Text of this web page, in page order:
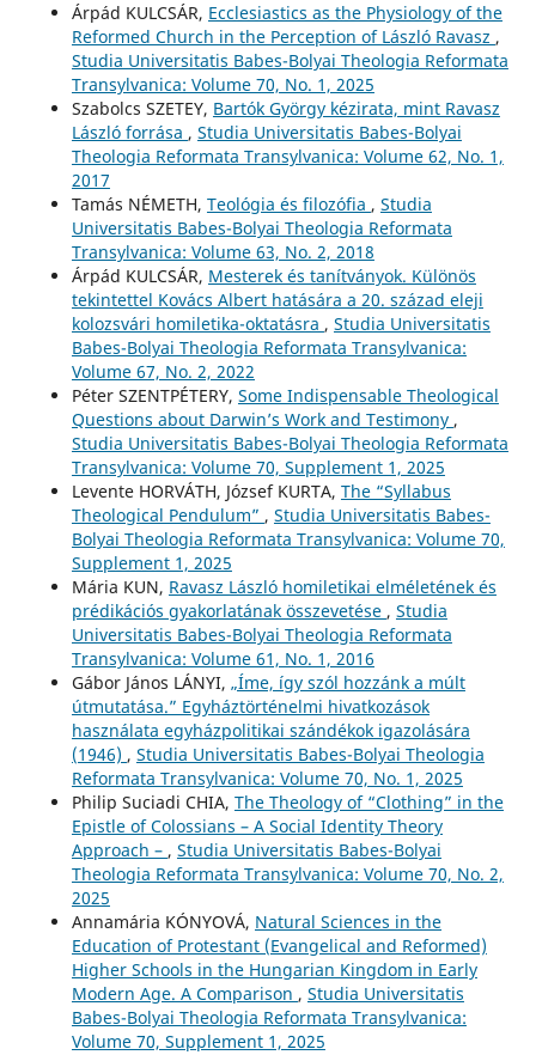
Árpád KULCSÁR, Ecclesiastics as the Physiology of the
Reformed Church in the Perception of László Ravasz ,
Studia Universitatis Babes-Bolyai Theologia Reformata
Transylvanica: Volume 70, No. 1, 2025
Szabolcs SZETEY, Bartók György kézirata, mint Ravasz
László forrása , Studia Universitatis Babes-Bolyai
Theologia Reformata Transylvanica: Volume 62, No. 1,
2017
Tamás NÉMETH, Teológia és filozófia , Studia
Universitatis Babes-Bolyai Theologia Reformata
Transylvanica: Volume 63, No. 2, 2018
Árpád KULCSÁR, Mesterek és tanítványok. Különös
tekintettel Kovács Albert hatására a 20. század eleji
kolozsvári homiletika-oktatásra , Studia Universitatis
Babes-Bolyai Theologia Reformata Transylvanica:
Volume 67, No. 2, 2022
Péter SZENTPÉTERY, Some Indispensable Theological
Questions about Darwin’s Work and Testimony ,
Studia Universitatis Babes-Bolyai Theologia Reformata
Transylvanica: Volume 70, Supplement 1, 2025
Levente HORVÁTH, József KURTA, The “Syllabus
Theological Pendulum” , Studia Universitatis Babes-
Bolyai Theologia Reformata Transylvanica: Volume 70,
Supplement 1, 2025
Mária KUN, Ravasz László homiletikai elméletének és
prédikációs gyakorlatának összevetése , Studia
Universitatis Babes-Bolyai Theologia Reformata
Transylvanica: Volume 61, No. 1, 2016
Gábor János LÁNYI, „Íme, így szól hozzánk a múlt
útmutatása.” Egyháztörténelmi hivatkozások
használata egyházpolitikai szándékok igazolására
(1946) , Studia Universitatis Babes-Bolyai Theologia
Reformata Transylvanica: Volume 70, No. 1, 2025
Philip Suciadi CHIA, The Theology of “Clothing” in the
Epistle of Colossians – A Social Identity Theory
Approach – , Studia Universitatis Babes-Bolyai
Theologia Reformata Transylvanica: Volume 70, No. 2,
2025
Annamária KÓNYOVÁ, Natural Sciences in the
Education of Protestant (Evangelical and Reformed)
Higher Schools in the Hungarian Kingdom in Early
Modern Age. A Comparison , Studia Universitatis
Babes-Bolyai Theologia Reformata Transylvanica:
Volume 70, Supplement 1, 2025